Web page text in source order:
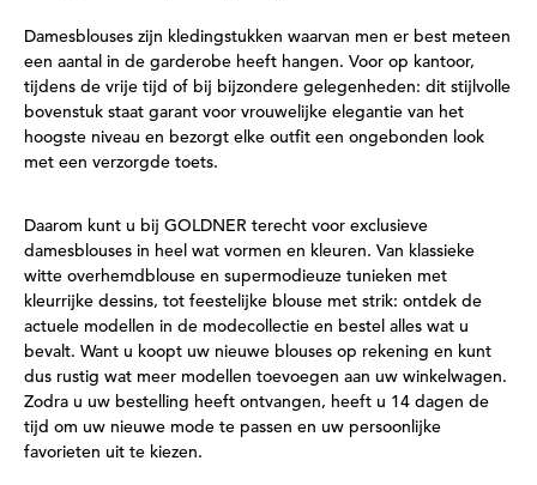
Damesblouses zijn kledingstukken waarvan men er best meteen
een aantal in de garderobe heeft hangen. Voor op kantoor,
tijdens de vrije tijd of bij bijzondere gelegenheden: dit stijlvolle
bovenstuk staat garant voor vrouwelijke elegantie van het
hoogste niveau en bezorgt elke outfit een ongebonden look
met een verzorgde toets.
Daarom kunt u bij GOLDNER terecht voor exclusieve
damesblouses in heel wat vormen en kleuren. Van klassieke
witte overhemdblouse en supermodieuze tunieken met
kleurrijke dessins, tot feestelijke blouse met strik: ontdek de
actuele modellen in de modecollectie en bestel alles wat u
bevalt. Want u koopt uw nieuwe blouses op rekening en kunt
dus rustig wat meer modellen toevoegen aan uw winkelwagen.
Zodra u uw bestelling heeft ontvangen, heeft u 14 dagen de
tijd om uw nieuwe mode te passen en uw persoonlijke
favorieten uit te kiezen.